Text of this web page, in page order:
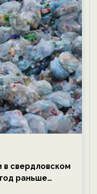
в свердловском
раньше